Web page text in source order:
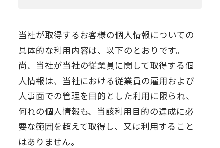
当社が取得するお客様の個人情報についての
具体的な利用内容は、以下のとおりです。
尚、当社が当社の従業員に関して取得する個
人情報は、当社における従業員の雇用および
人事面での管理を目的とした利用に限られ、
何れの個人情報も、当該利用目的の達成に必
要な範囲を超えて取得し、又は利用すること
はありません。